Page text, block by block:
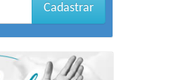
Cadastrar